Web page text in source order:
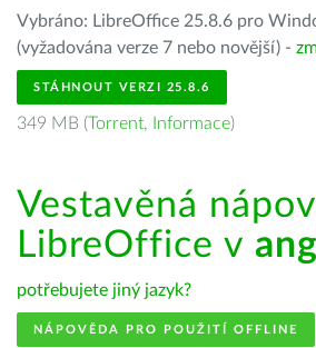
Vybráno: LibreOffice 25.8.6 pro
(vyžadována verze 7 nebo novější) -
STÁHNOUT VERZI 25.8.6
349 MB (Torrent, Informace)
Vestavěná
LibreOffice v
potřebujete jiný jazyk?
NÁPOVĚDA PRO POUŽITÍ OFFLINE